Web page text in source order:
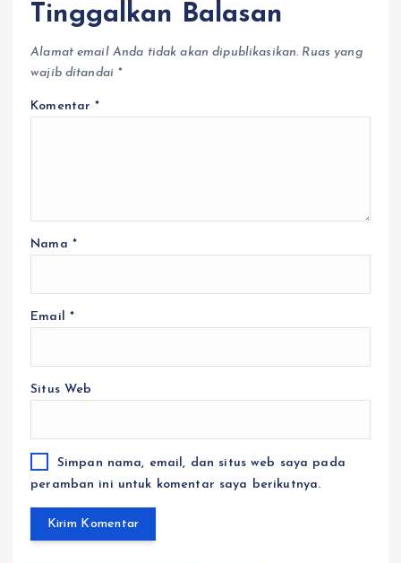
Tinggalkan Balasan
Alamat email Anda tidak akan dipublikasikan. Ruas yang
wajib ditandai *
Komentar*
Nama *
Email *
Situs Web
Simpan nama, email, dan situs web saya pada
peramban ini untuk komentar saya berikutnya.